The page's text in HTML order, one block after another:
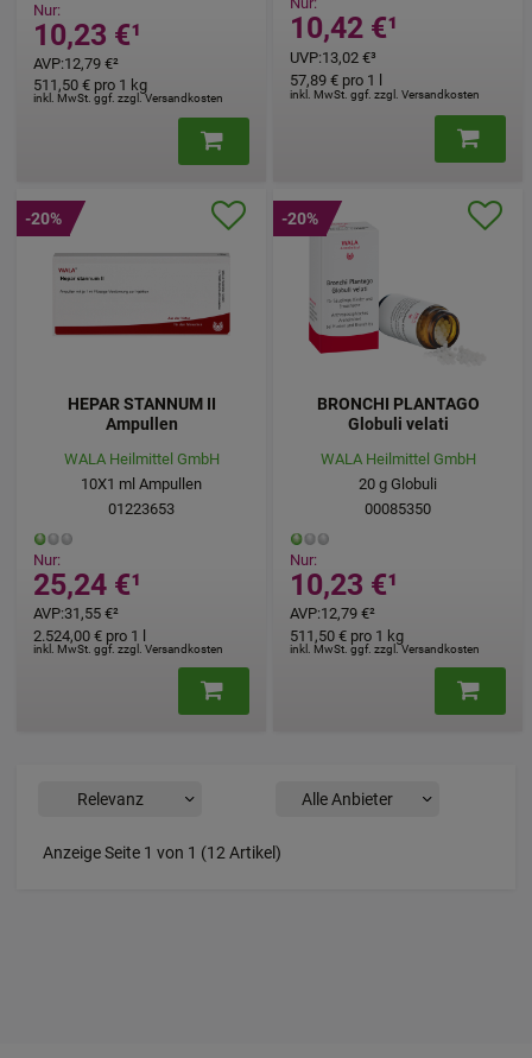
Nur:
10,23 €¹
AVP:12,79 €²
inkl. MwSt. ggf. zzgl. Versandkosten
511,50 € pro 1 kg
10,42 €¹
UVP:13,02 €³
inkl. MwSt. ggf. zzgl. Versandkosten
57,89 € pro 1 l
HEPAR STANNUM II
Ampullen
WALA Heilmittel GmbH
10X1 ml Ampullen
01223653
Nur:
25,24 €¹
AVP:31,55 €²
inkl. MwSt. ggf. zzgl. Versandkosten
2.524,00 € pro 1 l
-20%
BRONCHI PLANTAGO
Globuli velati
WALA Heilmittel GmbH
20 g Globuli
00085350
Nur:
10,23 €¹
AVP:12,79 €²
inkl. MwSt. ggf. zzgl. Versandkosten
511,50 € pro 1 kg
-20%
Anzeige Seite 1 von 1 (12 Artikel)